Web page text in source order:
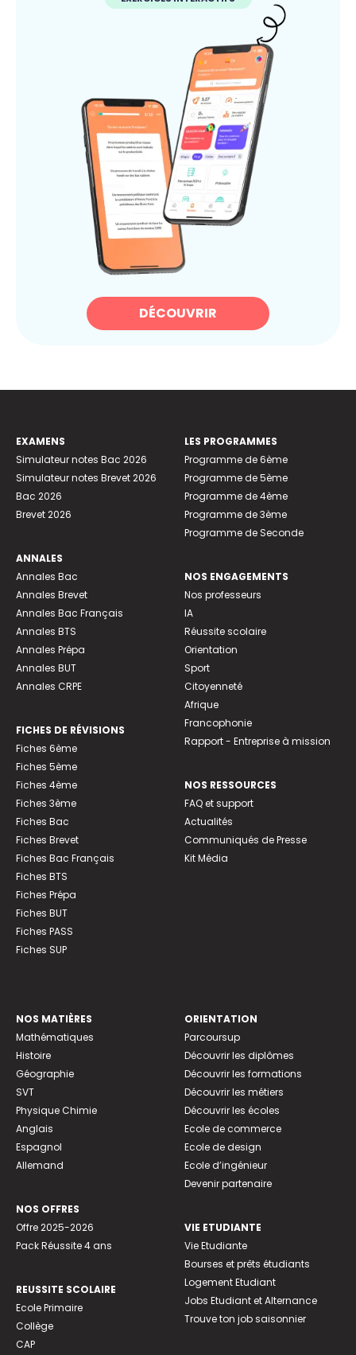
DÉCOUVRIR
EXAMENS
Simulateur notes Bac 2026
Simulateur notes Brevet 2026
Bac 2026
Brevet 2026
ANNALES
Annales Bac
Annales Brevet
Annales Bac Français
Annales BTS
Annales Prépa
Annales BUT
Annales CRPE
FICHES DE RÉVISIONS
Fiches 6ème
Fiches 5ème
Fiches 4ème
Fiches 3ème
Fiches Bac
Fiches Brevet
Fiches Bac Français
Fiches BTS
Fiches Prépa
Fiches BUT
Fiches PASS
Fiches SUP
LES PROGRAMMES
Programme de 6ème
Programme de 5ème
Programme de 4ème
Programme de 3ème
Programme de Seconde
NOS ENGAGEMENTS
Nos professeurs
IA
Réussite scolaire
Orientation
Sport
Citoyenneté
Afrique
Francophonie
Rapport - Entreprise à mission
NOS RESSOURCES
FAQ et support
Actualités
Communiqués de Presse
Kit Média
NOS MATIÈRES
Mathématiques
Histoire
Géographie
SVT
Physique Chimie
Anglais
Espagnol
Allemand
NOS OFFRES
Offre 2025-2026
Pack Réussite 4 ans
REUSSITE SCOLAIRE
Ecole Primaire
Collège
CAP
ORIENTATION
Parcoursup
Découvrir les diplômes
Découvrir les formations
Découvrir les métiers
Découvrir les écoles
Ecole de commerce
Ecole de design
Ecole d’ingénieur
Devenir partenaire
VIE ETUDIANTE
Vie Etudiante
Bourses et prêts étudiants
Logement Etudiant
Jobs Etudiant et Alternance
Trouve ton job saisonnier